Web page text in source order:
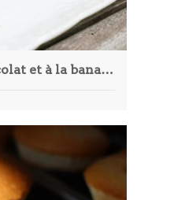
Gâteau au chocolat et à la banane